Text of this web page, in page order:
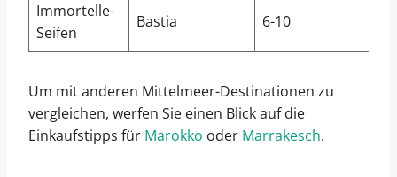
Immortelle-
Seifen
Bastia 6-10
Um mit anderen Mittelmeer-Destinationen zu
vergleichen, werfen Sie einen Blick auf die
Einkaufstipps für Marokko oder Marrakesch.